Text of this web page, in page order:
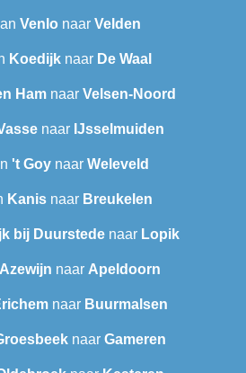
Venlo naar Velden
Koedijknaar De Waal
Ham naar Velsen-Noord
naar IJsselmuiden
't Goynaar Weleveld
Kanis naar Breukelen
bij Duurstedenaar Lopik
Azewijn naar Apeldoorn
naar Buurmalsen
naar Gameren